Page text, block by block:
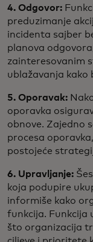
4. Odgovor:
preduzimanje
incidenta sajber
planova
zainteresovanim
ublažavanja kako
5. Oporavak:
oporavka
obnove. Zajedno
procesa
postojeće
6. Upravljanje:
koja podupire
informiše kako
funkcija. Funkcija
što organizacija